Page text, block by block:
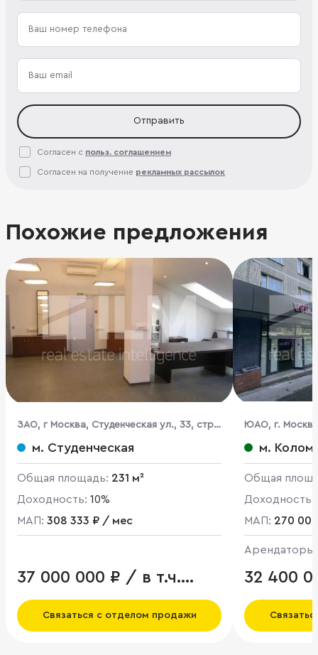
Отправить
Согласен с польз. соглашением
Согласен на получение рекламных рассылок
Похожие предложения
ЗАО, г Москва, Студенческая ул., 33, стр.
14
м. Студенческая
Общая площадь: 231 м²
Доходность: 10%
МАП: 308 333 ₽ / мес
37 000 000 ₽ / в т.ч.
НДС
Связаться с отделом продажи
ЮАО, г.
м.
Общая
Доходность:
МАП: 270
32 400